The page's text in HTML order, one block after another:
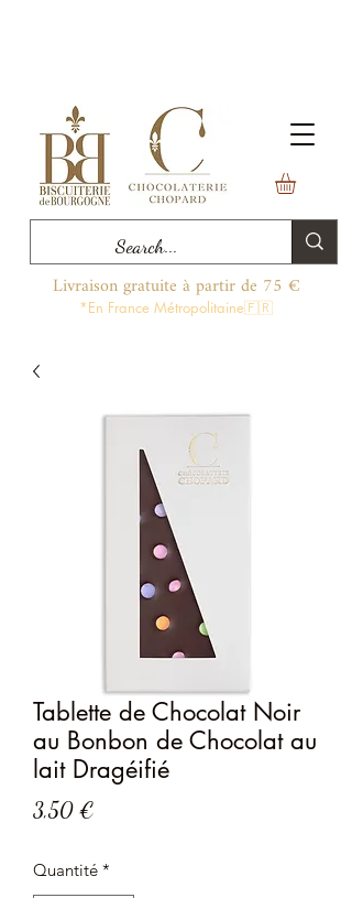
Livraison gratuite à partir de 75 €
*En France Métropolitaine🇫🇷
Tablette de Chocolat Noir
au Bonbon de Chocolat au
lait Dragéifié
3,50 €
Quantité *